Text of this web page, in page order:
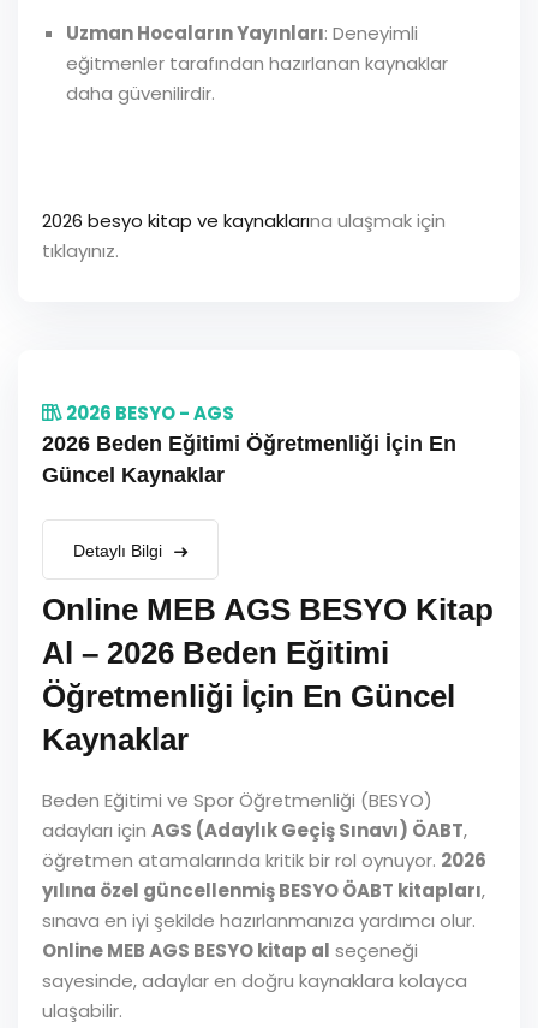
Uzman Hocaların Yayınları: Deneyimli
eğitmenler tarafından hazırlanan kaynaklar
daha güvenilirdir.
2026 besyo kitap ve kaynaklarına ulaşmak için
tıklayınız.
2026 BESYO - AGS
2026 Beden Eğitimi Öğretmenliği İçin En
Güncel Kaynaklar
Detaylı Bilgi
Online MEB AGS BESYO Kitap
Al – 2026 Beden Eğitimi
Öğretmenliği İçin En Güncel
Kaynaklar
Beden Eğitimi ve Spor Öğretmenliği (BESYO)
adayları için AGS (Adaylık Geçiş Sınavı) ÖABT,
öğretmen atamalarında kritik bir rol oynuyor. 2026
yılına özel güncellenmiş BESYO ÖABT kitapları,
sınava en iyi şekilde hazırlanmanıza yardımcı olur.
Online MEB AGS BESYO kitap al seçeneği
sayesinde, adaylar en doğru kaynaklara kolayca
ulaşabilir.